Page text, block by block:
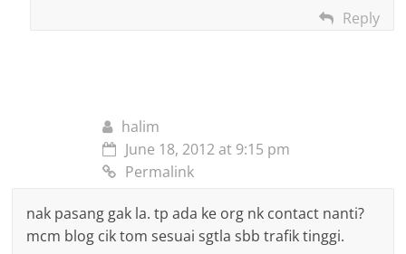
Reply
halim
June 18, 2012 at 9:15 pm
Permalink
nak pasang gak la. tp ada ke org nk contact nanti?
mcm blog cik tom sesuai sgtla sbb trafik tinggi.